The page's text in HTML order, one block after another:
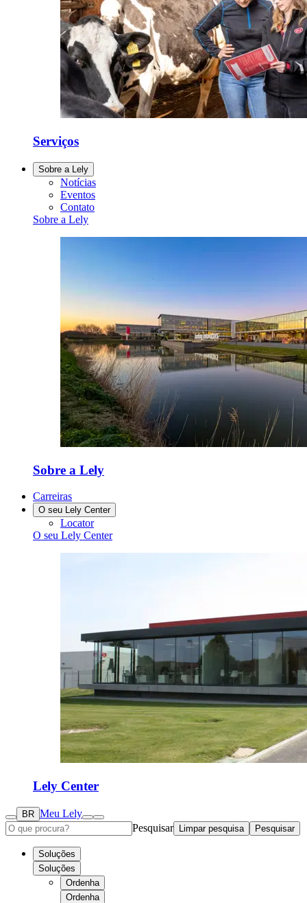
Serviços
Sobre a Lely
Notícias
Eventos
Contato
Sobre a Lely
Sobre a Lely
Carreiras
O seu Lely Center
Locator
O seu Lely Center
Lely Center
BR Meu Lely
Pesquisar
Limpar pesquisa Pesquisar
Soluções
Soluções
Ordenha
Ordenha